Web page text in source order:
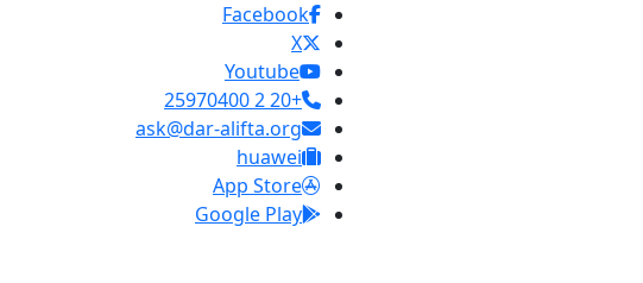
Facebook
X
Youtube
+20 2 25970400
ask@dar-alifta.org
huawei
App Store
Google Play